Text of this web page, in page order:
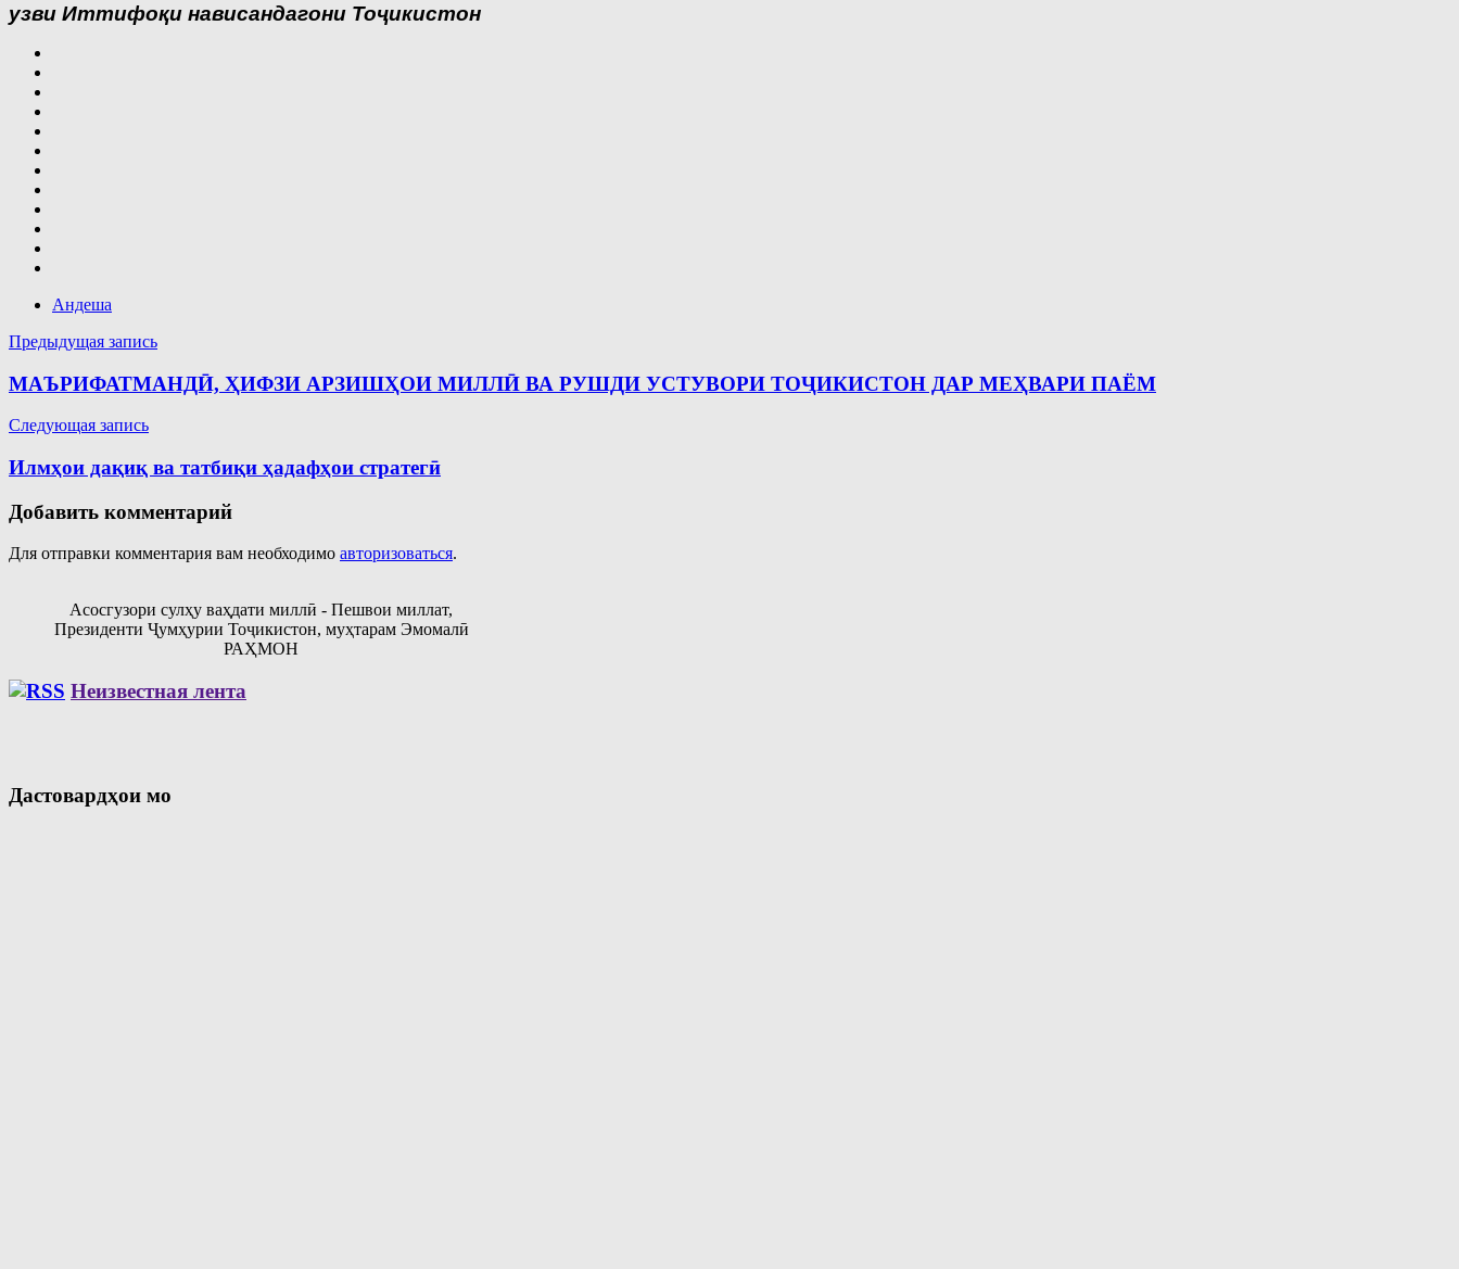
узви Иттифоқи нависандагони Тоҷикистон
Андеша
Навигация
по
Предыдущая запись
МАЪРИФАТМАНДӢ, ҲИФЗИ АРЗИШҲОИ МИЛЛӢ ВА РУШДИ УСТУВОРИ ТОҶИКИСТОН ДАР МЕҲВАРИ ПАЁМ
Следующая запись
Илмҳои дақиқ ва татбиқи ҳадафҳои стратегӣ
Добавить комментарий
Для отправки комментария вам необходимо авторизоваться.
Асосгузори сулҳу ваҳдати миллӣ - Пешвои миллат,
Президенти Ҷумҳурии Тоҷикистон, муҳтарам Эмомалӣ
РАҲМОН
Неизвестная лента
Дастовардҳои мо